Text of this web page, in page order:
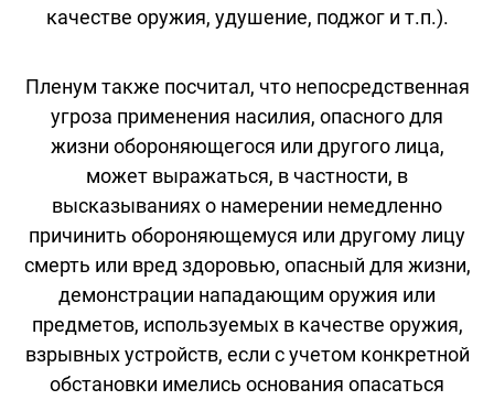
качестве оружия, удушение, поджог и т.п.).
Пленум также посчитал, что непосредственная
угроза применения насилия, опасного для
жизни обороняющегося или другого лица,
может выражаться, в частности, в
высказываниях о намерении немедленно
причинить обороняющемуся или другому лицу
смерть или вред здоровью, опасный для жизни,
демонстрации нападающим оружия или
предметов, используемых в качестве оружия,
взрывных устройств, если с учетом конкретной
обстановки имелись основания опасаться